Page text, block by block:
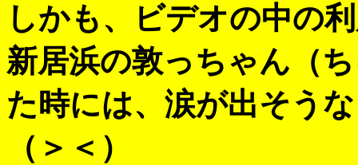
しかも、ビデオの中の
新居浜の敦っちゃん（
た時には、涙が出そう
（＞＜）